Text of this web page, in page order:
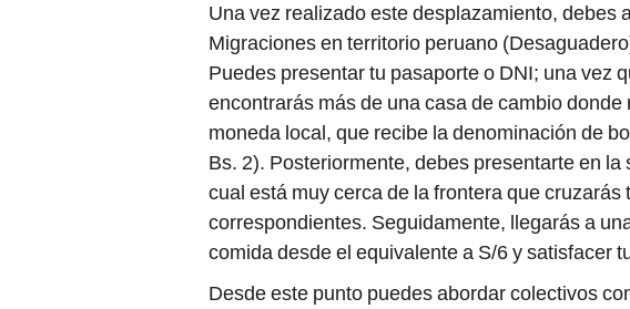
Una vez realizado este desplazamiento, debes
Migraciones en territorio peruano
Puedes presentar tu pasaporte o DNI; una vez
encontrarás más de una casa de cambio
moneda local, que recibe la denominación de
Bs. 2). Posteriormente, debes presentarte en
cual está muy cerca de la frontera que
correspondientes. Seguidamente, llegarás a
comida desde el equivalente a S/6 y satisfacer
Desde este punto puedes abordar colectivos